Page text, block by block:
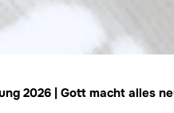
2026 | Gott macht alles